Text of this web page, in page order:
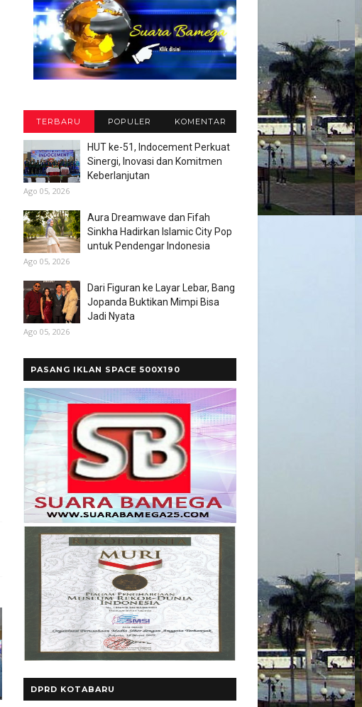
TERBARU POPULER KOMENTAR
HUT ke-51, Indocement Perkuat
Sinergi, Inovasi dan Komitmen
Keberlanjutan
Ago 05, 2026
Aura Dreamwave dan Fifah
Sinkha Hadirkan Islamic City Pop
untuk Pendengar Indonesia
Ago 05, 2026
Dari Figuran ke Layar Lebar, Bang
Jopanda Buktikan Mimpi Bisa
Jadi Nyata
Ago 05, 2026
PASANG IKLAN SPACE 500X190
DPRD KOTABARU